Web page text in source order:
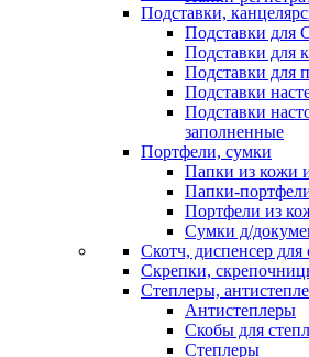
Подставки,
Подставки для
Подставки для
Подставки для
Подставки
Подставки
заполненные
Портфели, сумки
Папки из кожи
Папки-
Портфели из
Сумки д/
Скотч, диспенсер для
Скрепки,
Степлеры,
Антистеплеры
Скобы для
Степлеры